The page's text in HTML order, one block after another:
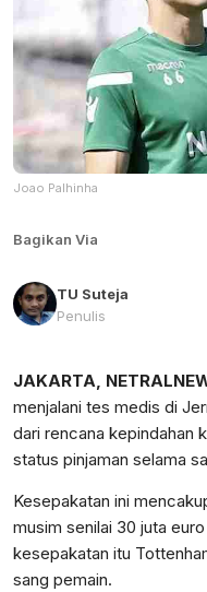
Joao Palhinha
Bagikan Via
TU Suteja
Penulis
JAKARTA,
menjalani tes medis di
dari rencana kepindahan
status pinjaman selama
Kesepakatan ini
musim senilai 30 juta
kesepakatan itu
sang pemain.